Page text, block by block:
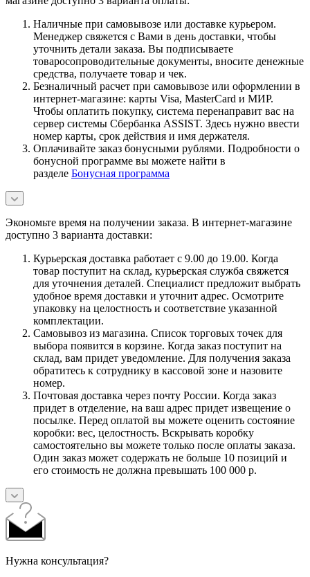
Наличные при самовывозе или доставке курьером.
Менеджер свяжется с Вами в день доставки, чтобы
уточнить детали заказа. Вы подписываете
товаросопроводительные документы, вносите денежные
средства, получаете товар и чек.
Безналичный расчет при самовывозе или оформлении в
интернет-магазине: карты Visa, MasterCard и МИР.
Чтобы оплатить покупку, система перенаправит вас на
сервер системы Сбербанка ASSIST. Здесь нужно ввести
номер карты, срок действия и имя держателя.
Оплачивайте заказ бонусными рублями. Подробности о
бонусной программе вы можете найти в
разделе Бонусная программа
Экономьте время на получении заказа. В интернет-магазине
доступно 3 варианта доставки:
Курьерская доставка работает с 9.00 до 19.00. Когда
товар поступит на склад, курьерская служба свяжется
для уточнения деталей. Специалист предложит выбрать
удобное время доставки и уточнит адрес. Осмотрите
упаковку на целостность и соответствие указанной
комплектации.
Самовывоз из магазина. Список торговых точек для
выбора появится в корзине. Когда заказ поступит на
склад, вам придет уведомление. Для получения заказа
обратитесь к сотруднику в кассовой зоне и назовите
номер.
Почтовая доставка через почту России. Когда заказ
придет в отделение, на ваш адрес придет извещение о
посылке. Перед оплатой вы можете оценить состояние
коробки: вес, целостность. Вскрывать коробку
самостоятельно вы можете только после оплаты заказа.
Один заказ может содержать не больше 10 позиций и
его стоимость не должна превышать 100 000 р.
Нужна консультация?